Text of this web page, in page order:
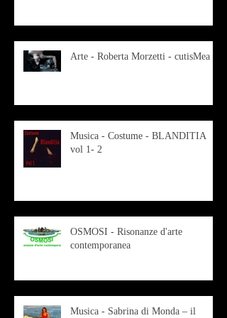
Arte - Roberta Morzetti - cutisMea
Musica - Costume - BLANDITIA
vol 1- 2
OSMOSI - Risonanze d'arte
contemporanea
Musica - Sabrina di Monda – il